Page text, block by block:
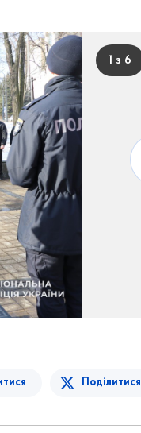
1 з 6
Поділитися